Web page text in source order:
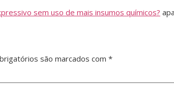
sem uso de mais insumos químicos?
são marcados com *